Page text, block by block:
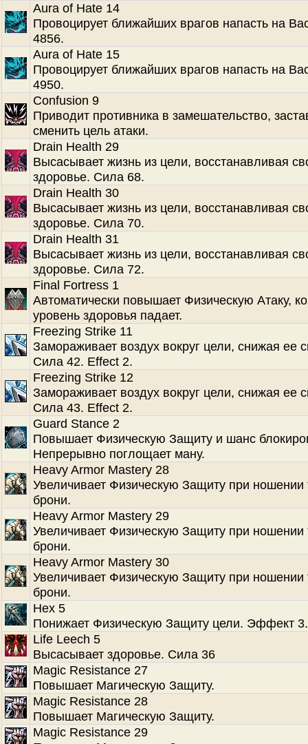
Aura of Hate 14
Провоцирует ближайших врагов напасть на
4856.
Aura of Hate 15
Провоцирует ближайших врагов напасть на
4950.
Confusion 9
Приводит противника в замешательство,
сменить цель атаки.
Drain Health 29
Высасывает жизнь из цели, восстанавливая
здоровье. Сила 68.
Drain Health 30
Высасывает жизнь из цели, восстанавливая
здоровье. Сила 70.
Drain Health 31
Высасывает жизнь из цели, восстанавливая
здоровье. Сила 72.
Final Fortress 1
Автоматически повышает Физическую Атаку,
уровень здоровья падает.
Freezing Strike 11
Замораживает воздух вокруг цели, снижая ее
Сила 42. Effect 2.
Freezing Strike 12
Замораживает воздух вокруг цели, снижая ее
Сила 43. Effect 2.
Guard Stance 2
Повышает Физическую Защиту и шанс
Непрерывно поглощает ману.
Heavy Armor Mastery 28
Увеличивает Физическую Защиту при ношении
брони.
Heavy Armor Mastery 29
Увеличивает Физическую Защиту при ношении
брони.
Heavy Armor Mastery 30
Увеличивает Физическую Защиту при ношении
брони.
Hex 5
Понижает Физическую Защиту цели. Эффект 3.
Life Leech 5
Высасывает здоровье. Сила 36
Magic Resistance 27
Повышает Магическую Защиту.
Magic Resistance 28
Повышает Магическую Защиту.
Magic Resistance 29